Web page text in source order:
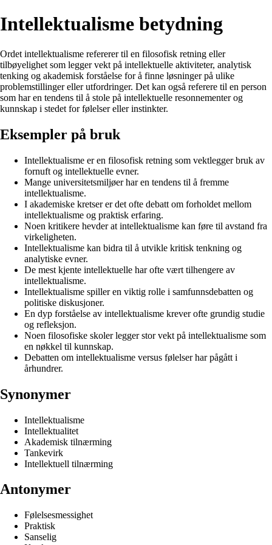
Intellektualisme betydning
Ordet intellektualisme refererer til en filosofisk retning eller
tilbøyelighet som legger vekt på intellektuelle aktiviteter, analytisk
tenking og akademisk forståelse for å finne løsninger på ulike
problemstillinger eller utfordringer. Det kan også referere til en person
som har en tendens til å stole på intellektuelle resonnementer og
kunnskap i stedet for følelser eller instinkter.
Eksempler på bruk
Intellektualisme er en filosofisk retning som vektlegger bruk av
fornuft og intellektuelle evner.
Mange universitetsmiljøer har en tendens til å fremme
intellektualisme.
I akademiske kretser er det ofte debatt om forholdet mellom
intellektualisme og praktisk erfaring.
Noen kritikere hevder at intellektualisme kan føre til avstand fra
virkeligheten.
Intellektualisme kan bidra til å utvikle kritisk tenkning og
analytiske evner.
De mest kjente intellektuelle har ofte vært tilhengere av
intellektualisme.
Intellektualisme spiller en viktig rolle i samfunnsdebatten og
politiske diskusjoner.
En dyp forståelse av intellektualisme krever ofte grundig studie
og refleksjon.
Noen filosofiske skoler legger stor vekt på intellektualisme som
en nøkkel til kunnskap.
Debatten om intellektualisme versus følelser har pågått i
århundrer.
Synonymer
Intellektualisme
Intellektualitet
Akademisk tilnærming
Tankevirk
Intellektuell tilnærming
Antonymer
Følelsesmessighet
Praktisk
Sanselig